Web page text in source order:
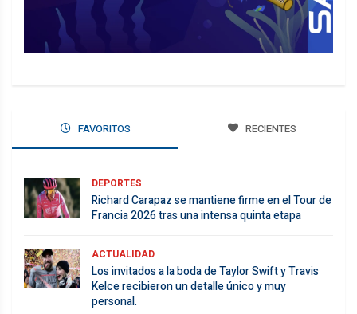
FAVORITOS RECIENTES
DEPORTES
Richard Carapaz se mantiene firme en el Tour de
Francia 2026 tras una intensa quinta etapa
ACTUALIDAD
Los invitados a la boda de Taylor Swift y Travis
Kelce recibieron un detalle único y muy
personal.